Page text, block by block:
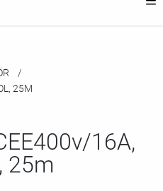
25M
16A,
25m